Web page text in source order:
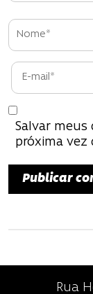
P
o
s
t
Salvar meus
próxima vez
Rua